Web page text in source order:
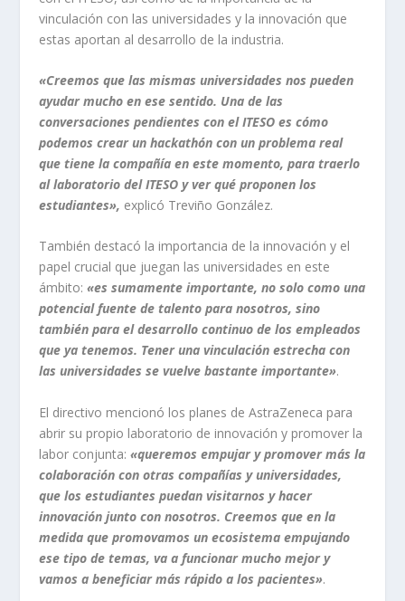
vinculación con las universidades y la innovación que
estas aportan al desarrollo de la industria.
«Creemos que las mismas universidades nos pueden
ayudar mucho en ese sentido. Una de las
conversaciones pendientes con el ITESO es cómo
podemos crear un hackathón con un problema real
que tiene la compañía en este momento, para traerlo
al laboratorio del ITESO y ver qué proponen los
estudiantes», explicó Treviño González.
También destacó la importancia de la innovación y el
papel crucial que juegan las universidades en este
ámbito: «es sumamente importante, no solo como una
potencial fuente de talento para nosotros, sino
también para el desarrollo continuo de los empleados
que ya tenemos. Tener una vinculación estrecha con
las universidades se vuelve bastante importante».
El directivo mencionó los planes de AstraZeneca para
abrir su propio laboratorio de innovación y promover la
labor conjunta: «queremos empujar y promover más la
colaboración con otras compañías y universidades,
que los estudiantes puedan visitarnos y hacer
innovación junto con nosotros. Creemos que en la
medida que promovamos un ecosistema empujando
ese tipo de temas, va a funcionar mucho mejor y
vamos a beneficiar más rápido a los pacientes».